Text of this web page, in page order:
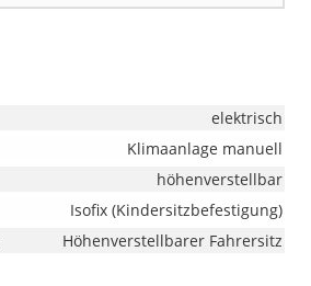
elektrisch
Klimaanlage manuell
höhenverstellbar
Isofix (Kindersitzbefestigung)
Höhenverstellbarer Fahrersitz